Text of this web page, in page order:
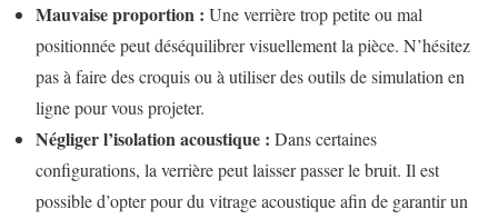
Mauvaise proportion : Une verrière trop petite ou mal
positionnée peut déséquilibrer visuellement la pièce. N’hésitez
pas à faire des croquis ou à utiliser des outils de simulation en
ligne pour vous projeter.
Négliger l’isolation acoustique : Dans certaines
configurations, la verrière peut laisser passer le bruit. Il est
possible d’opter pour du vitrage acoustique afin de garantir un